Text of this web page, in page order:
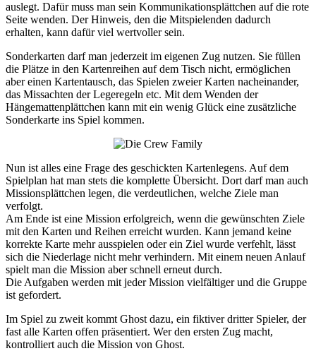
auslegt. Dafür muss man sein Kommunikationsplättchen auf die rote
Seite wenden. Der Hinweis, den die Mitspielenden dadurch
erhalten, kann dafür viel wertvoller sein.
Sonderkarten darf man jederzeit im eigenen Zug nutzen. Sie füllen
die Plätze in den Kartenreihen auf dem Tisch nicht, ermöglichen
aber einen Kartentausch, das Spielen zweier Karten nacheinander,
das Missachten der Legeregeln etc. Mit dem Wenden der
Hängemattenplättchen kann mit ein wenig Glück eine zusätzliche
Sonderkarte ins Spiel kommen.
Nun ist alles eine Frage des geschickten Kartenlegens. Auf dem
Spielplan hat man stets die komplette Übersicht. Dort darf man auch
Missionsplättchen legen, die verdeutlichen, welche Ziele man
verfolgt.
Am Ende ist eine Mission erfolgreich, wenn die gewünschten Ziele
mit den Karten und Reihen erreicht wurden. Kann jemand keine
korrekte Karte mehr ausspielen oder ein Ziel wurde verfehlt, lässt
sich die Niederlage nicht mehr verhindern. Mit einem neuen Anlauf
spielt man die Mission aber schnell erneut durch.
Die Aufgaben werden mit jeder Mission vielfältiger und die Gruppe
ist gefordert.
Im Spiel zu zweit kommt Ghost dazu, ein fiktiver dritter Spieler, der
fast alle Karten offen präsentiert. Wer den ersten Zug macht,
kontrolliert auch die Mission von Ghost.